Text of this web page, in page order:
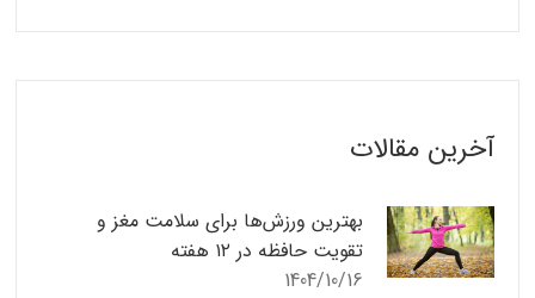
آخرین مقالات
بهترین ورزش‌ها برای سلامت مغز و
تقویت حافظه در ۱۲ هفته
1404/10/16